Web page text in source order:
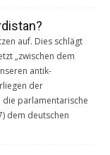
auf. Dies schlägt
„zwischen dem
antik-
der
die parlamentarische
dem deutschen